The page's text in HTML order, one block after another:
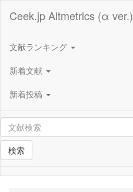
Ceek.jp Altmetrics (α ver.)
文献ランキング
新着文献
新着投稿
検索